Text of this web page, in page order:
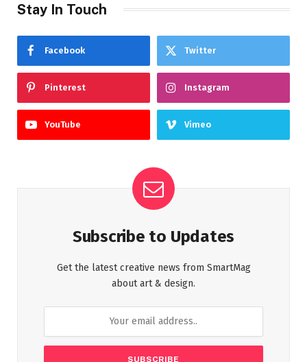
Stay In Touch
Facebook Twitter
Pinterest Instagram
YouTube Vimeo
Subscribe to Updates
Get the latest creative news from SmartMag
about art & design.